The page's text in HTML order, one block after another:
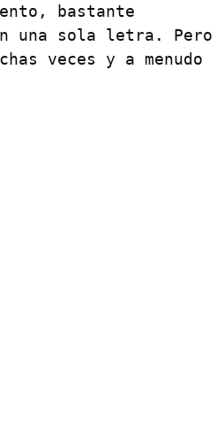
bastante
una sola letra. Pero
veces y a menudo